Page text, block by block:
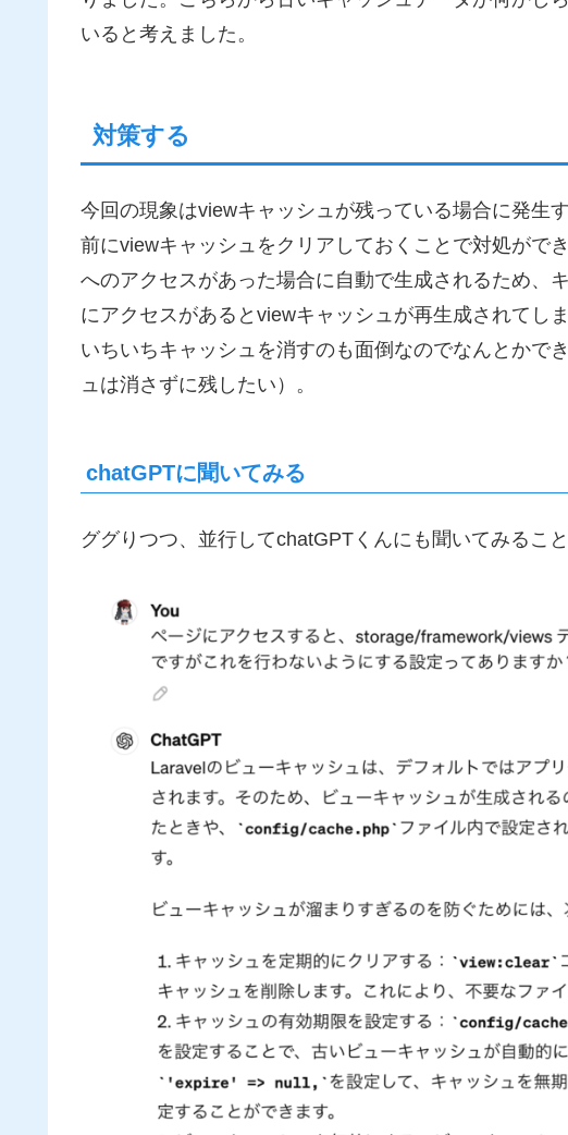
いると考えました。
対策する
今回の現象はviewキャッシュが残っている場合に発生
前にviewキャッシュをクリアしておくことで対処がで
へのアクセスがあった場合に自動で生成されるため、
にアクセスがあるとviewキャッシュが再生成されてし
いちいちキャッシュを消すのも面倒なのでなんとかで
ュは消さずに残したい）。
chatGPTに聞いてみる
ググりつつ、並行してchatGPTくんにも聞いてみること